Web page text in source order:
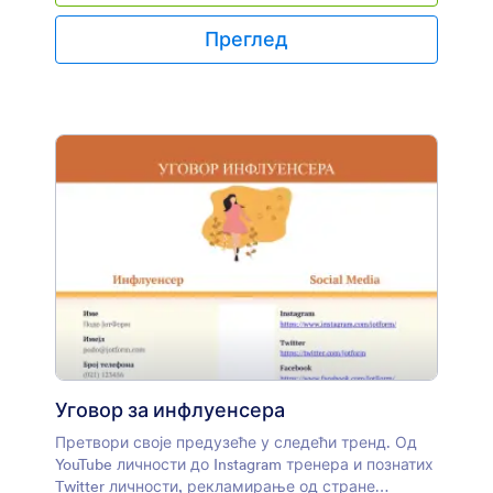
имати стандардни шаблон који можеш лако
прилагодити и одштампати. Jotform пружа узорак
шаблона уговора о изградњи који можеш
грађевинским радовима садржи важне
информације као што су назив и локација радова,
опис посла, време, цена уговора и плаћање.
Користећи наш алат за уређивање PDF
докумената, можеш променити формат или
додати текст и слике како би одговарали твојим
потребама. Испробај овај бесплатни пример
уговора о изградњи и користи га за креирање
сопственог уговора.
Преглед
Уговор за инфлуенсера
Претвори своје предузеће у следећи тренд. Од
YouTube личности до Instagram тренера и познатих
Twitter личности, рекламирање од стране